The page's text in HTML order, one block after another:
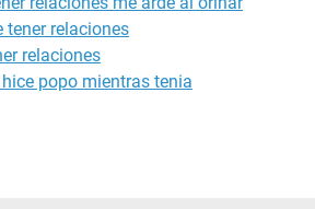
tener relaciones
relaciones
popo mientras tenia